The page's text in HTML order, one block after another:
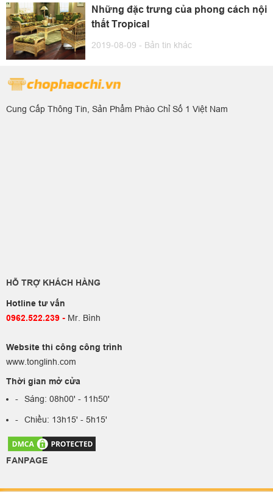
Những đặc trưng của phong cách nội
thất Tropical
2019-08-09 - Bản tin khác
Cung Cấp Thông Tin, Sản Phẩm Phào Chỉ Số 1 Việt Nam
HỖ TRỢ KHÁCH HÀNG
Hotline tư vấn
0962.522.239​ - Mr. Bình
Website thi công công trình
www.tonglinh.com
Thời gian mở cửa
Sáng: 08h00' - 11h50'
Chiều: 13h15' - 5h15'
FANPAGE